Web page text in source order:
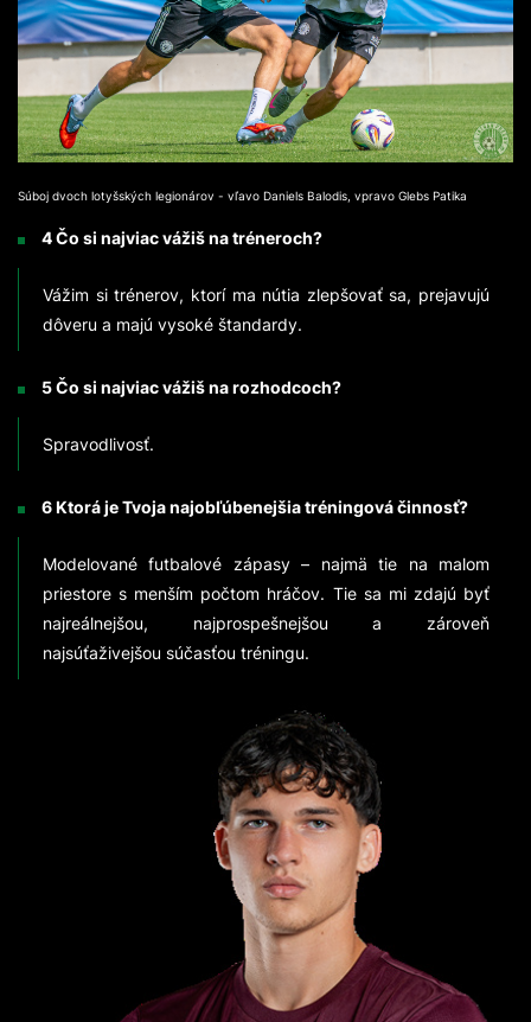
Súboj dvoch lotyšských legionárov - vľavo Daniels Balodis, vpravo Glebs Patika
4 Čo si najviac vážiš na tréneroch?
Vážim si trénerov, ktorí ma nútia zlepšovať sa, prejavujú
dôveru a majú vysoké štandardy.
5 Čo si najviac vážiš na rozhodcoch?
Spravodlivosť.
6 Ktorá je Tvoja najobľúbenejšia tréningová činnosť?
Modelované futbalové zápasy – najmä tie na malom
priestore s menším počtom hráčov. Tie sa mi zdajú byť
najreálnejšou, najprospešnejšou a zároveň
najsúťaživejšou súčasťou tréningu.